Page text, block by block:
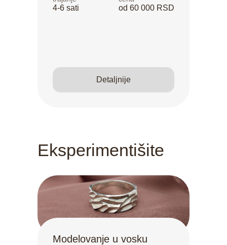
4-6 sati od 60 000 RSD
Detaljnije
Eksperimentišite
Modelovanje u vosku